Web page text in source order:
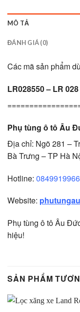
MÔ TẢ
ĐÁNH GIÁ (0)
Các mã sản phẩm
LR028550 – LR
Phụ tùng ô tô Âu
Địa chỉ: Ngõ 281 –
Bà Trưng – TP Hà
Hotline: 0849919966
Website:
Phụ tùng ô tô Âu
hiệu!
SẢN PHẨM